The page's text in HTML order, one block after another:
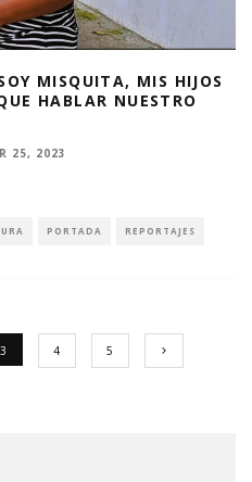
MISQUITA, MIS HIJOS
HABLAR NUESTRO
25, 2023
PORTADA REPORTAJES
3 4 5